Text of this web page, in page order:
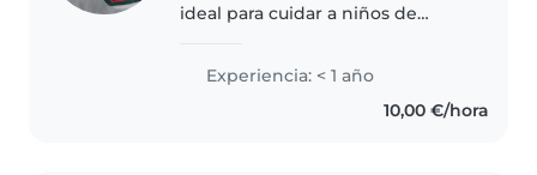
ideal para cuidar a niños de
música, las manualidades y los
juegos educativos. Tengo
experiencia con niños con
Experiencia: < 1 año
10,00 €/hora